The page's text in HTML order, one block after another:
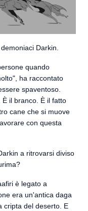
Darkin.
quando
ha raccontato
spaventoso.
il branco. È il fatto
cane che si muove
con questa
a ritrovarsi diviso
è legato a
era un'antica daga
cripta del deserto. E